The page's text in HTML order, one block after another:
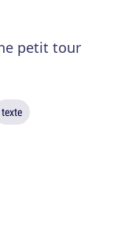
petit tour
texte